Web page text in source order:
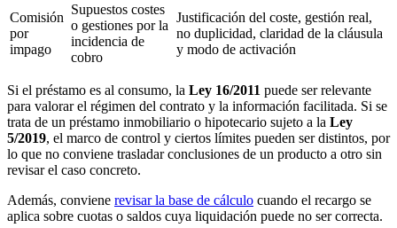
Comisión
por
impago
Supuestos costes
o gestiones por la
incidencia de
cobro
Justificación del coste, gestión real,
no duplicidad, claridad de la cláusula
y modo de activación
Si el préstamo es al consumo, la Ley 16/2011 puede ser relevante
para valorar el régimen del contrato y la información facilitada. Si se
trata de un préstamo inmobiliario o hipotecario sujeto a la Ley
5/2019, el marco de control y ciertos límites pueden ser distintos, por
lo que no conviene trasladar conclusiones de un producto a otro sin
revisar el caso concreto.
Además, conviene revisar la base de cálculo cuando el recargo se
aplica sobre cuotas o saldos cuya liquidación puede no ser correcta.